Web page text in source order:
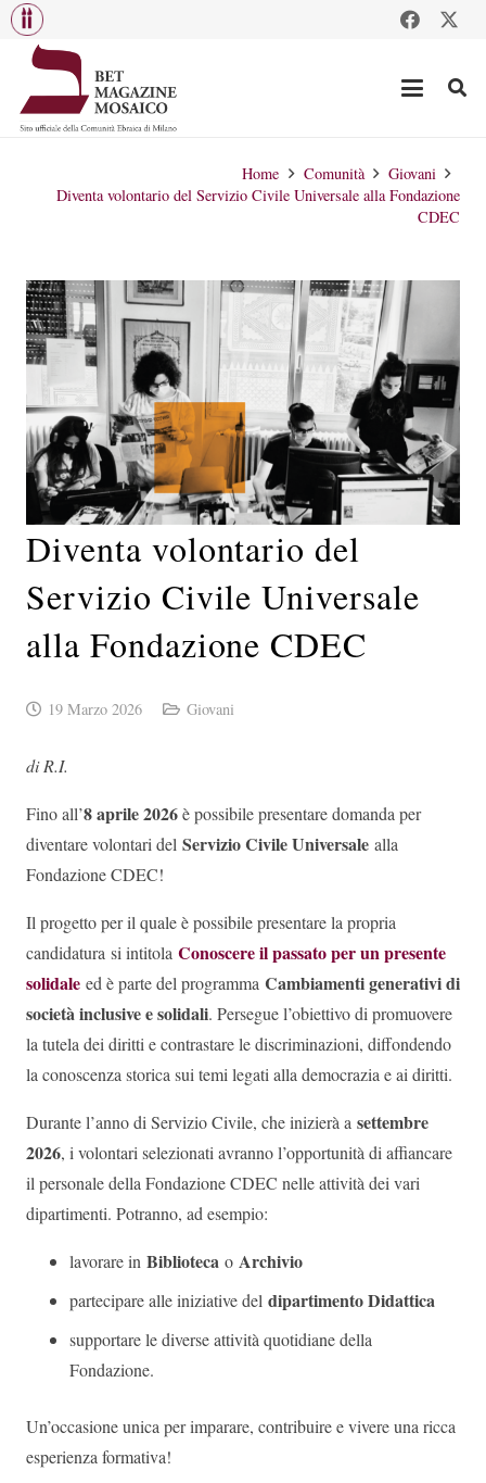
Home Comunità
Giovani
Diventa volontario del Servizio Civile Universale alla Fondazione
CDEC
Diventa volontario del
Servizio Civile Universale
alla Fondazione CDEC
19 Marzo 2026 Giovani
di R.I.
Fino all’8 aprile 2026è possibile presentare domanda per
diventare volontari del Servizio Civile Universale alla
Fondazione CDEC!
Il progetto per il quale è possibile presentare la propria
candidatura si intitola Conoscere il passato per un presente
solidale ed è parte del programma Cambiamenti generativi di
società inclusive e solidali. Persegue l’obiettivo di promuovere
la tutela dei diritti e contrastare le discriminazioni, diffondendo
la conoscenza storica sui temi legati alla democrazia e ai diritti.
Durante l’anno di Servizio Civile, che inizierà a settembre
2026, i volontari selezionati avranno l’opportunità di affiancare
il personale della Fondazione CDEC nelle attività dei vari
dipartimenti. Potranno, ad esempio:
lavorare in Biblioteca o Archivio
partecipare alle iniziative del dipartimento Didattica
supportare le diverse attività quotidiane della
Fondazione.
Un’occasione unica per imparare, contribuire e vivere una ricca
esperienza formativa!